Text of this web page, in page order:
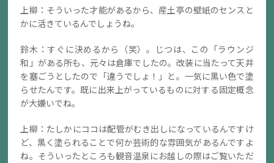
上柳：そういった才能があるから、産土亭の壁紙のセンスと
かに活きているんでしょうね。
鈴木：すぐに決めるから（笑）。じつは、この「ラウンジ
和」がある所も、元々は倉庫でしたの。改装に当たって天井
を塞ごうとしたので「違うでしょ！」と。一気に黒い色で塗
らせたんです。既に出来上がっているものに対する固定概念
が大嫌いでね。
上柳：たしかにココは配管がむき出しになっているんですけ
ど、黒く塗られることで何か芸術的な雰囲気があるんですよ
ね。そういったところも観音温泉にお越しの際はご覧いただ